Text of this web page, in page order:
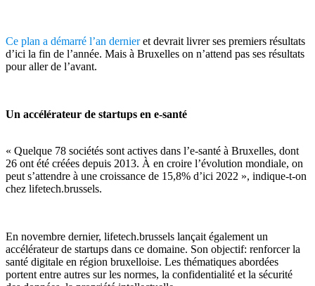
Ce plan a démarré l’an dernieret devrait livrer ses premiers résultats
d’ici la fin de l’année. Mais à Bruxelles on n’attend pas ses résultats
pour aller de l’avant.
Un accélérateur de startups en e-santé
« Quelque 78 sociétés sont actives dans l’e-santé à Bruxelles, dont
26 ont été créées depuis 2013. À en croire l’évolution mondiale, on
peut s’attendre à une croissance de 15,8% d’ici 2022 », indique-t-on
chez lifetech.brussels.
En novembre dernier, lifetech.brussels lançait également un
accélérateur de startups dans ce domaine. Son objectif: renforcer la
santé digitale en région bruxelloise. Les thématiques abordées
portent entre autres sur les normes, la confidentialité et la sécurité